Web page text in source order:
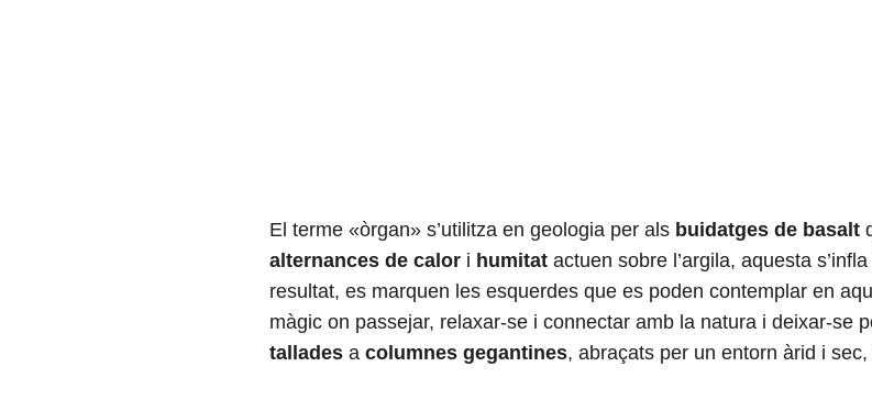
El terme «òrgan» s’utilitza en geologia per als buidatges de basalt
alternances de calori humitatactuen sobre l’argila, aquesta
resultat, es marquen les esquerdes que es poden contemplar en
màgic on passejar, relaxar-se i connectar amb la natura i deixar-se
talladesa columnes gegantines, abraçats per un entorn àrid i